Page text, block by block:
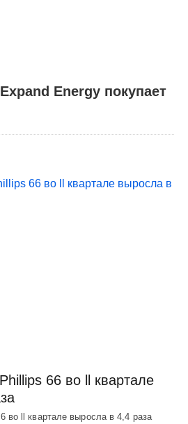
Energy покупает
66 во ll квартале
во ll квартале выросла в 4,4 раза